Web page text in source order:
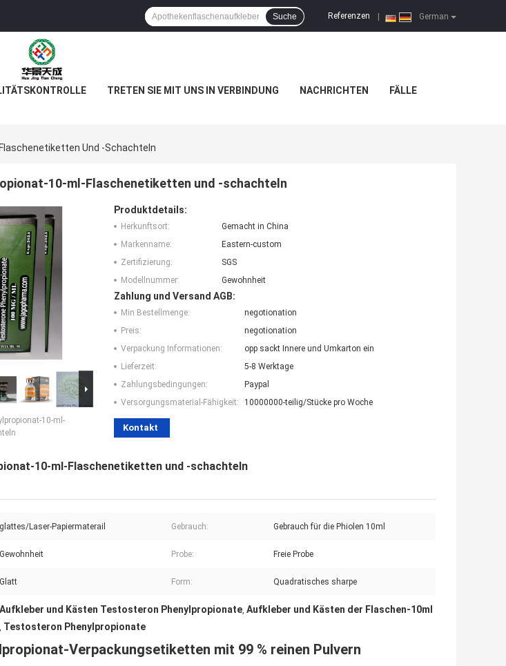
German
Referenzen
Suche
TRETEN SIE MIT UNS IN VERBINDUNG NACHRICHTEN FÄLLE
Und -schachteln
10-ml-Flaschenetiketten und -schachteln
10-ml-
Produktdetails:
Herkunftsort:
Gemacht in China
Markenname:
Eastern-custom
Zertifizierung:
SGS
Modellnummer:
Gewohnheit
Zahlung und Versand AGB:
Min Bestellmenge:
negotionation
Preis:
negotionation
Verpackung Informationen:
opp sackt Innere und Umkarton ein
Lieferzeit:
5-8 Werktage
Zahlungsbedingungen:
Paypal
Versorgungsmaterial-Fähigkeit:
10000000-teilig/Stücke pro Woche
Kontakt
10-ml-Flaschenetiketten und -schachteln
glattes/Laser-Papiermaterail Gebrauch: Gebrauch für die Phiolen 10ml
Gewohnheit Probe: Freie Probe
Glatt Form: Quadratisches sharpe
Aufkleber und Kästen Testosteron Phenylpropionate, Aufkleber und Kästen der Flaschen-10ml
, Testosteron Phenylpropionate
Verpackungsetiketten mit 99 % reinen Pulvern